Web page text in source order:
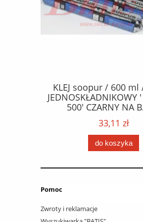
KLEJ soopur / 600 ml
JEDNOSKŁADNIKOWY
500' CZARNY NA
POLIURETANU/ kolor
karton 20 szt. /
307730 /
33,11 zł
do koszyka
Pomoc
Zwroty i reklamacje